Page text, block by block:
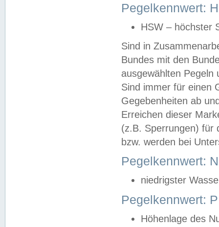
Pegelkennwert:
HSW – höchster
Sind in
Bundes mit den
ausgewählten
Sind immer für einen
Gegebenheiten ab
Erreichen dieser
(z.B. Sperrungen) für
bzw. werden bei
Pegelkennwert:
niedrigster
Pegelkennwert:
Höhenlage des